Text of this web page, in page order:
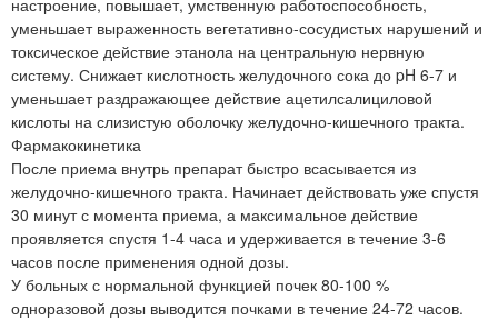
уменьшает выраженность вегетативно-сосудистых нарушений и
токсическое действие этанола на центральную нервную
систему. Снижает кислотность желудочного сока до pH 6-7 и
уменьшает раздражающее действие ацетилсалициловой
кислоты на слизистую оболочку желудочно-кишечного тракта.
Фармакокинетика
После приема внутрь препарат быстро всасывается из
желудочно-кишечного тракта. Начинает действовать уже спустя
30 минут с момента приема, а максимальное действие
проявляется спустя 1-4 часа и удерживается в течение 3-6
часов после применения одной дозы.
У больных с нормальной функцией почек 80-100 %
одноразовой дозы выводится почками в течение 24-72 часов.